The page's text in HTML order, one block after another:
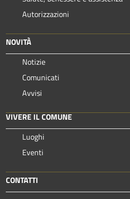
Autorizzazioni
NOVITÀ
Notizie
Comunicati
Avvisi
VIVERE IL COMUNE
Luoghi
Eventi
CONTATTI